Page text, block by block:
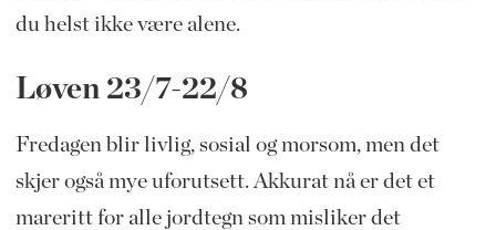
du helst ikke være alene.
Løven 23/7-22/8
Fredagen blir livlig, sosial og morsom, men det
skjer også mye uforutsett. Akkurat nå er det et
mareritt for alle jordtegn som misliker det